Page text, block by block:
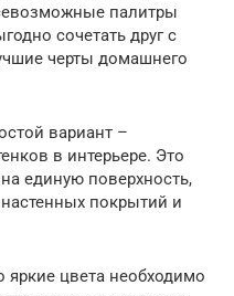
палитры
сочетать друг с
черты домашнего
вариант –
в интерьере. Это
единую поверхность,
покрытий и
цвета необходимо